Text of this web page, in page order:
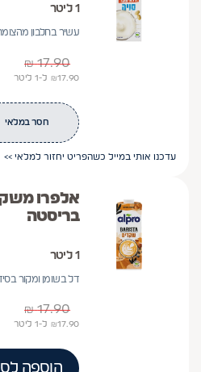
1 ליטר
עשיר בחלבון
17.90
₪
17.90
₪ ל-1 ליטר
חסר במלאי
עדכנו אותי במייל כשהפריט יחזור למלאי >>
אלפרו
בריסטה
1 ליטר
דל בשומן ומקור
17.90
₪
17.90
₪ ל-1 ליטר
הוספה